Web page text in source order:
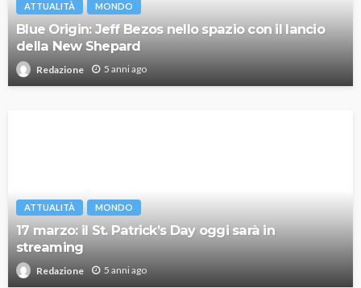
ATTUALITÀ MONDO
Blue Origin: Jeff Bezos nello spazio con il lancio
della New Shepard
Redazione 5 anni ago
ATTUALITÀ MONDO
17 marzo: il St. Patrick’s Day oggi sarà in
streaming
Redazione 5 anni ago